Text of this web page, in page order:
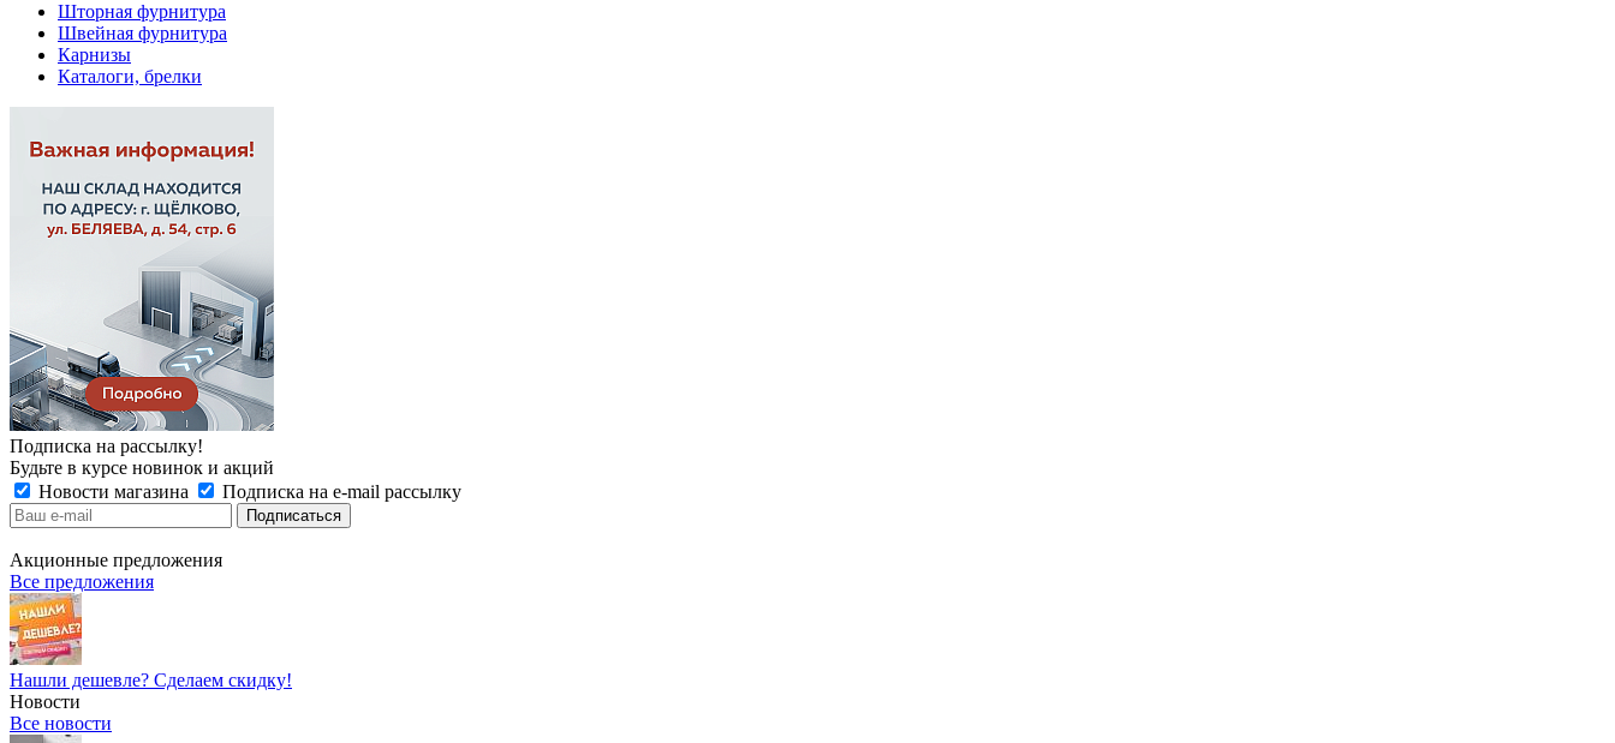
Шторная фурнитура
Швейная фурнитура
Карнизы
Каталоги, брелки
Подписка на рассылку!
Будьте в курсе новинок и акций
Новости магазина
Подписка на e-mail рассылку
Акционные предложения
Все предложения
Нашли дешевле? Сделаем скидку!
Новости
Все новости